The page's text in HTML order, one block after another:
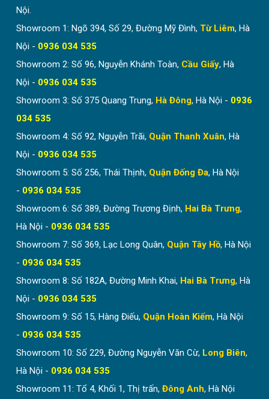
Nội.
Showroom 1: Ngõ 394, Số 29, Đường Mỹ Đình, Từ Liêm, Hà
Nội - 0936 034 535
Showroom 2: Số 96, Nguyễn Khánh Toàn, Cầu Giấy, Hà
Nội - 0936 034 535
Showroom 3: Số 375 Quang Trung, Hà Đông, Hà Nội - 0936
034 535
Showroom 4: Số 92, Nguyễn Trãi, Quận Thanh Xuân, Hà
Nội - 0936 034 535
Showroom 5: Số 256, Thái Thịnh, Quận Đống Đa, Hà Nội
- 0936 034 535
Showroom 6: Số 389, Đường Trương Định, Hai Bà Trưng,
Hà Nội - 0936 034 535
Showroom 7: Số 369, Lạc Long Quân, Quận Tây Hồ, Hà Nội
- 0936 034 535
Showroom 8: Số 182A, Đường Minh Khai, Hai Bà Trưng, Hà
Nội - 0936 034 535
Showroom 9: Số 15, Hàng Điếu, Quận Hoàn Kiếm, Hà Nội
- 0936 034 535
Showroom 10: Số 229, Đường Nguyễn Văn Cừ, Long Biên,
Hà Nội - 0936 034 535
Showroom 11: Tổ 4, Khối 1, Thị trấn, Đông Anh, Hà Nội